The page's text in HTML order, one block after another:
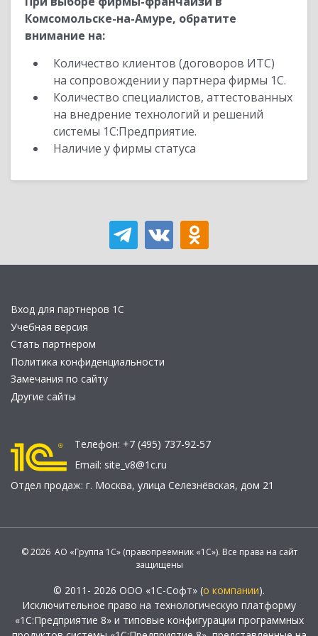
Комсомольске-на-Амуре, обратите
внимание на:
Количество клиентов (договоров ИТС)
на сопровождении у партнера фирмы 1С.
Количество специалистов, аттестованных
на внедрение технологий и решений
системы 1С:Предприятие.
Наличие у фирмы статуса
Вход для партнеров 1С
Учебная версия
Стать партнером
Политика конфиденциальности
Замечания по сайту
Другие сайты
Телефон: +7 (495) 737-92-57
Email: site_v8@1c.ru
Отдел продаж: г. Москва, улица Селезнёвская, дом 21
© 2026 АО «Группа 1С» (правопреемник «1С»). Все права на сайт
защищены
© 2011- 2026 ООО «1С-Софт» (о компании).
Исключительное право на технологическую платформу
«1С:Предприятие 8» и типовые конфигурации программных